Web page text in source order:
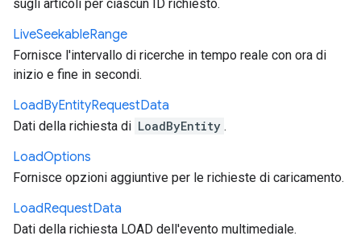
sugli articoli per ciascun ID richiesto.
LiveSeekableRange
Fornisce l'intervallo di ricerche in tempo reale con ora di
inizio e fine in secondi.
LoadByEntityRequestData
Dati della richiesta di LoadByEntity .
LoadOptions
Fornisce opzioni aggiuntive per le richieste di caricamento.
LoadRequestData
Dati della richiesta LOAD dell'evento multimediale.